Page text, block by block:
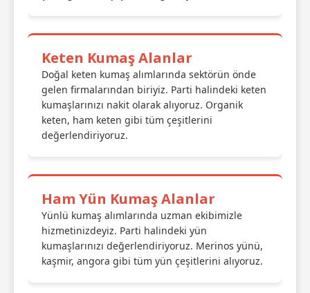
Keten Kumaş Alanlar
Doğal keten kumaş alımlarında sektörün önde
gelen firmalarından biriyiz. Parti halindeki keten
kumaşlarınızı nakit olarak alıyoruz. Organik
keten, ham keten gibi tüm çeşitlerini
değerlendiriyoruz.
Ham Yün Kumaş Alanlar
Yünlü kumaş alımlarında uzman ekibimizle
hizmetinizdeyiz. Parti halindeki yün
kumaşlarınızı değerlendiriyoruz. Merinos yünü,
kaşmir, angora gibi tüm yün çeşitlerini alıyoruz.